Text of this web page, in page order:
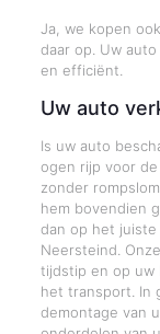
Ja, we kopen
daar op. Uw
en efficiënt.
Uw auto
Is uw auto
ogen rijp voor
zonder
hem bovendien
dan op het
Neersteind.
tijdstip en op uw
het transport. In
demontage van